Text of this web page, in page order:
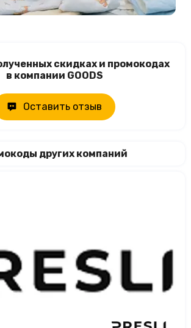
скидках и промокодах
в компании GOODS
Оставить отзыв
других компаний